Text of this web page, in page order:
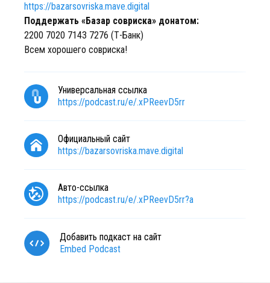
https://bazarsovriska.mave.digital
Поддержать «Базар совриска» донатом:
2200 7020 7143 7276 (Т-Банк)
Всем хорошего совриска!
Универсальная ссылка
https://podcast.ru/e/.xPReevD5rr
Официальный сайт
https://bazarsovriska.mave.digital
Авто-ссылка
https://podcast.ru/e/.xPReevD5rr?a
Добавить подкаст на сайт
Embed Podcast